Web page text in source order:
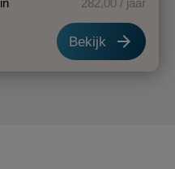
282,00/ jaar
Bekijk arrow_forward